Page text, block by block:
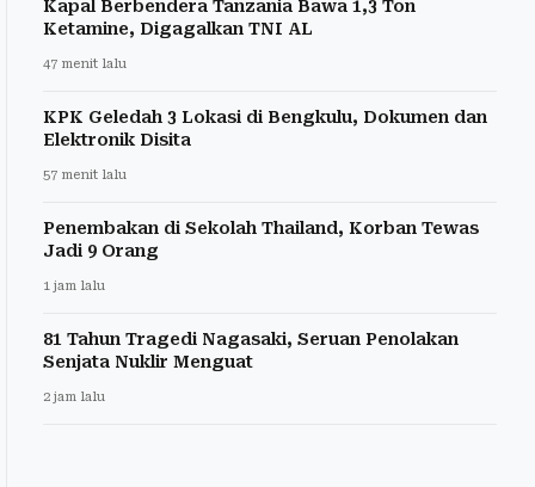
Kapal Berbendera Tanzania Bawa 1,3 Ton
Ketamine, Digagalkan TNI AL
47 menit lalu
KPK Geledah 3 Lokasi di Bengkulu, Dokumen dan
Elektronik Disita
57 menit lalu
Penembakan di Sekolah Thailand, Korban Tewas
Jadi 9 Orang
1 jam lalu
81 Tahun Tragedi Nagasaki, Seruan Penolakan
Senjata Nuklir Menguat
2 jam lalu